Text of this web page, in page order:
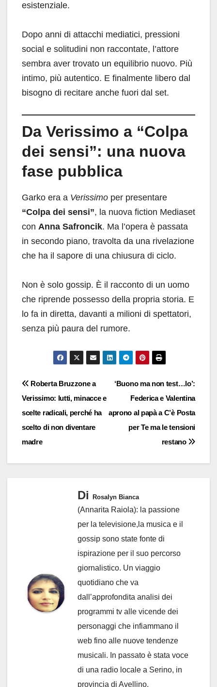
esistenziale.
Dopo anni di attacchi mediatici, pressioni
social e solitudini non raccontate, l’attore
sembra aver trovato un equilibrio nuovo. Più
intimo, più autentico. E finalmente libero dal
bisogno di recitare anche fuori dal set.
Da Verissimo a “Colpa
dei sensi”: una nuova
fase pubblica
Garko era a Verissimo per presentare
“Colpa dei sensi”, la nuova fiction Mediaset
con Anna Safroncik. Ma l’opera è passata
in secondo piano, travolta da una rivelazione
che ha il sapore di una chiusura di ciclo.
Non è solo gossip. È il racconto di un uomo
che riprende possesso della propria storia. E
lo fa in diretta, davanti a milioni di spettatori,
senza più paura del rumore.
Navigazione
articoli
‘Buono ma non test…lo’:
Federica e Valentina
aprono al papà a C’è Posta
per Te ma le tensioni
restano
Roberta Bruzzone a
Verissimo: lutti, minacce e
scelte radicali, perché ha
scelto di non diventare
madre
Di Rosalyn Bianca
(Annarita Raiola): la passione
per la televisione,la musica e il
gossip sono state fonte di
ispirazione per il suo percorso
giornalistico. Un viaggio
quotidiano che va
dall’approfondita analisi dei
programmi tv alle vicende dei
personaggi che infiammano il
web fino alle nuove tendenze
musicali. In passato è stata voce
di una radio locale a Serino, in
provincia di Avellino.